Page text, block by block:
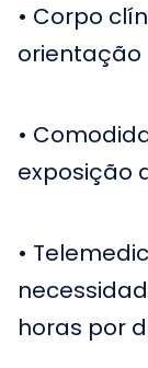
• Corpo
orientação
•
exposição
•
horas por